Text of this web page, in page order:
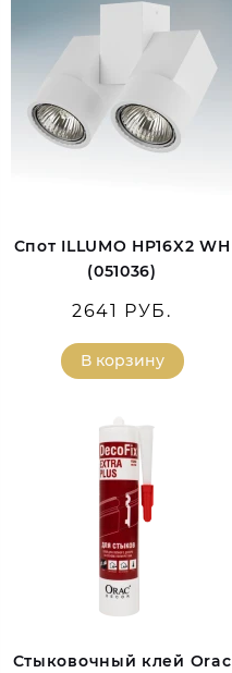
Спот ILLUMO HP16X2 WH
(051036)
2641 РУБ.
В корзину
Стыковочный клей Orac